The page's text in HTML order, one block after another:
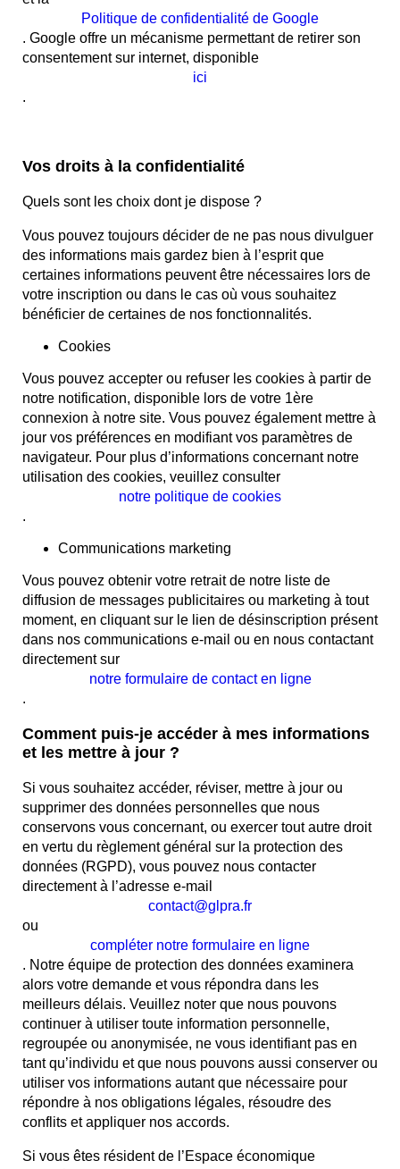
Politique de confidentialité de Google
. Google offre un mécanisme permettant de retirer son
consentement sur internet, disponible
ici
.
Vos droits à la confidentialité
Quels sont les choix dont je dispose ?
Vous pouvez toujours décider de ne pas nous divulguer
des informations mais gardez bien à l’esprit que
certaines informations peuvent être nécessaires lors de
votre inscription ou dans le cas où vous souhaitez
bénéficier de certaines de nos fonctionnalités.
Cookies
Vous pouvez accepter ou refuser les cookies à partir de
notre notification, disponible lors de votre 1ère
connexion à notre site. Vous pouvez également mettre à
jour vos préférences en modifiant vos paramètres de
navigateur. Pour plus d’informations concernant notre
utilisation des cookies, veuillez consulter
notre politique de cookies
.
Communications marketing
Vous pouvez obtenir votre retrait de notre liste de
diffusion de messages publicitaires ou marketing à tout
moment, en cliquant sur le lien de désinscription présent
dans nos communications e-mail ou en nous contactant
directement sur
notre formulaire de contact en ligne
.
Comment puis-je accéder à mes informations
et les mettre à jour ?
Si vous souhaitez accéder, réviser, mettre à jour ou
supprimer des données personnelles que nous
conservons vous concernant, ou exercer tout autre droit
en vertu du règlement général sur la protection des
données (RGPD), vous pouvez nous contacter
directement à l’adresse e-mail
contact@glpra.fr
ou
compléter notre formulaire en ligne
. Notre équipe de protection des données examinera
alors votre demande et vous répondra dans les
meilleurs délais. Veuillez noter que nous pouvons
continuer à utiliser toute information personnelle,
regroupée ou anonymisée, ne vous identifiant pas en
tant qu’individu et que nous pouvons aussi conserver ou
utiliser vos informations autant que nécessaire pour
répondre à nos obligations légales, résoudre des
conflits et appliquer nos accords.
Si vous êtes résident de l’Espace économique